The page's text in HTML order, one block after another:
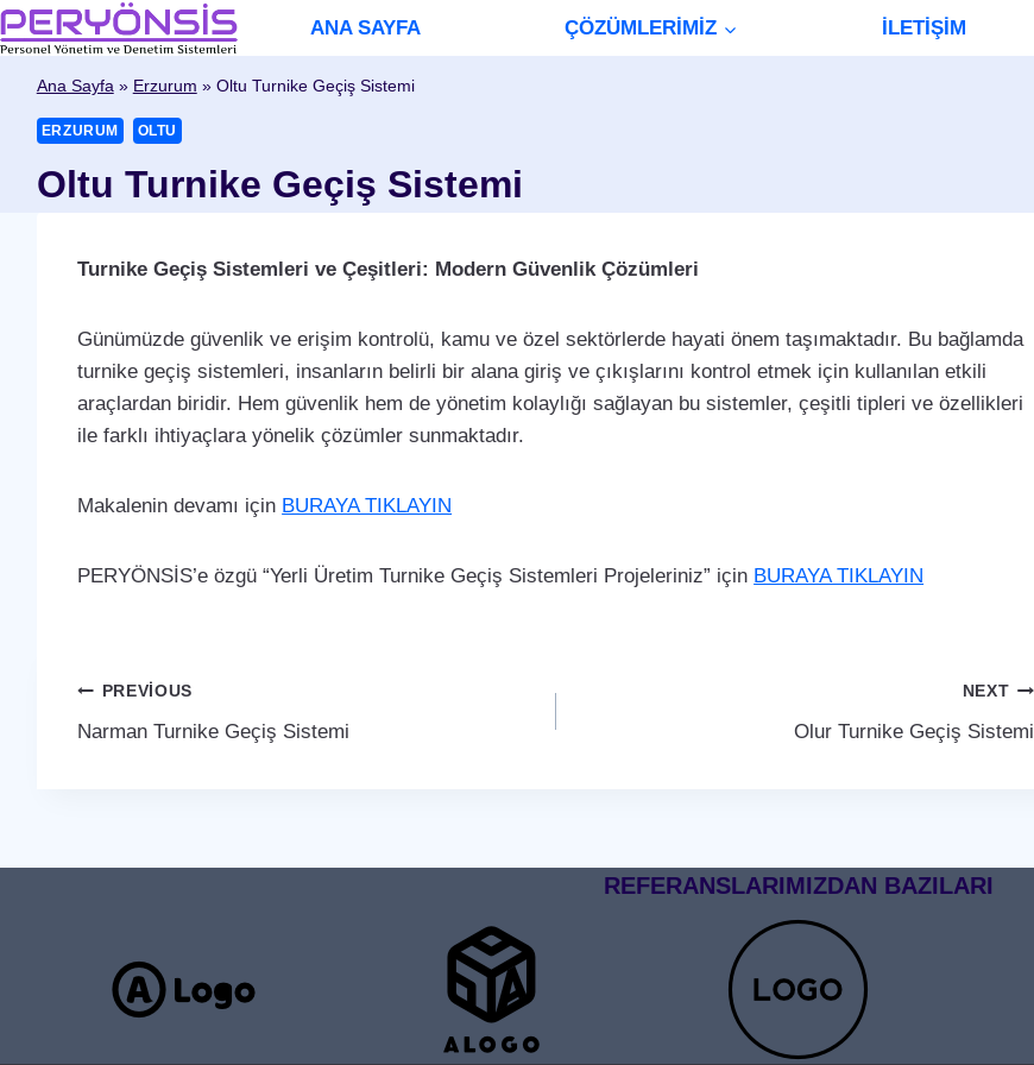
Skip
to
content
ANA SAYFA ÇÖZÜMLERİMİZ İLETİŞİM
Ana Sayfa» Erzurum » Oltu Turnike Geçiş Sistemi
ERZURUM OLTU
Oltu Turnike Geçiş Sistemi
Turnike Geçiş Sistemleri ve Çeşitleri: Modern Güvenlik Çözümleri
Günümüzde güvenlik ve erişim kontrolü, kamu ve özel sektörlerde hayati önem taşımaktadır. Bu bağlamda
turnike geçiş sistemleri, insanların belirli bir alana giriş ve çıkışlarını kontrol etmek için kullanılan etkili
araçlardan biridir. Hem güvenlik hem de yönetim kolaylığı sağlayan bu sistemler, çeşitli tipleri ve özellikleri
ile farklı ihtiyaçlara yönelik çözümler sunmaktadır.
Makalenin devamı için BURAYA TIKLAYIN
PERYÖNSİS’e özgü “Yerli Üretim Turnike Geçiş Sistemleri Projeleriniz” için BURAYA TIKLAYIN
Yazı
gezinmesi
PREVIOUS
Narman Turnike Geçiş Sistemi
NEXT
Olur Turnike Geçiş Sistemi
REFERANSLARIMIZDAN BAZILARI